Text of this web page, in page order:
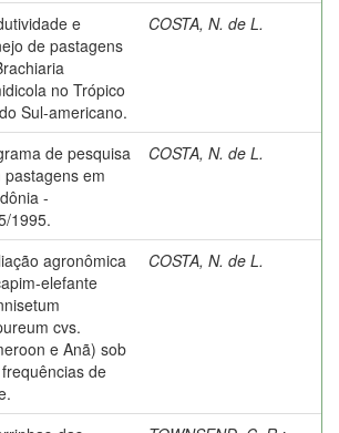
e
de pastagens
no Trópico
Sul-americano.
COSTA, N. de L.
de pesquisa
pastagens em
-
1995.
COSTA, N. de L.
agronômica
elefante
cvs.
e Anã) sob
de
COSTA, N. de L.